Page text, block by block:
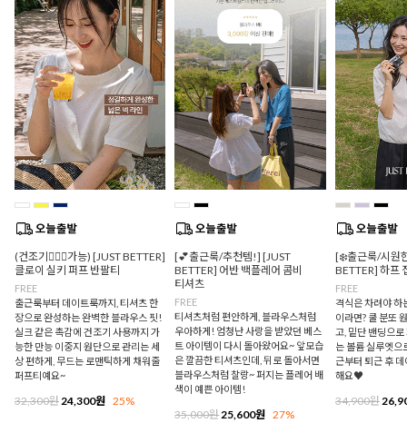
(건조기🙆🏻‍♀️가능) [JUST BETTER]
클로이 실키 퍼프 반팔티
FREE
출근룩부터 데이트룩까지, 티셔츠 한
장으로 완성하는 완벽한 블라우스 핏!
실크 같은 촉감에 건조기 사용까지 가
능한 만능 이중지 원단으로 관리는 세
상 편하게, 무드는 로맨틱하게 채워줄
퍼프티예요~
32,300원24,300원 25%
[💕출근룩/추천템!] [JUST
BETTER] 어반 백플레어 콤비
티셔츠
FREE
티셔츠처럼 편안하게, 블라우스처럼
우아하게! 엄청난 사랑을 받았던 베스
트 아이템이 다시 돌아왔어요~ 앞모습
은 깔끔한 티셔츠인데, 뒤로 돌아서면
블라우스처럼 찰랑~ 퍼지는 플레어 배
색이 예쁜 아이템!
35,000원25,600원 27%
[❄️출근룩/시원
BETTER] 하프
FREE
격식은 차려야 하
이라면? 쿨 분또
고, 밑단 밴딩으
는 볼륨 실루엣으
근부터 퇴근 후
해요♥
34,900원